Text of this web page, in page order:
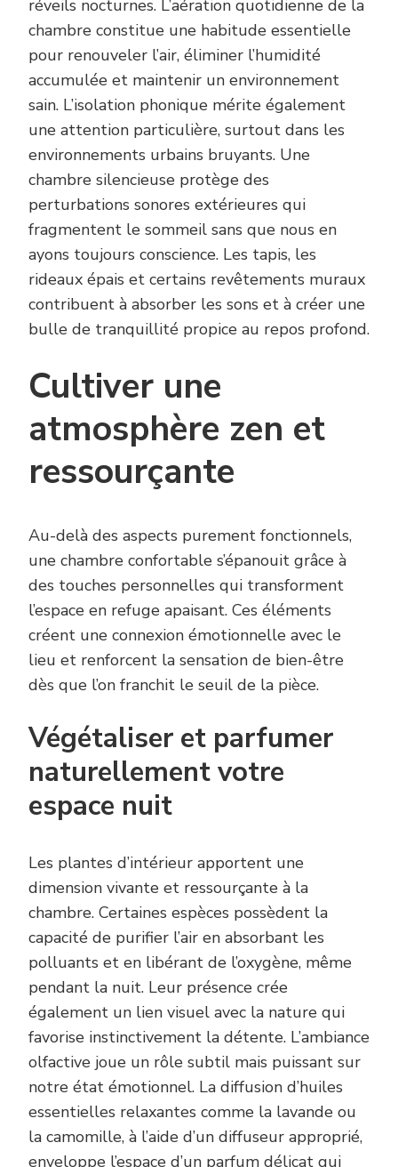
réveils nocturnes. L’aération quotidienne de la
chambre constitue une habitude essentielle
pour renouveler l’air, éliminer l’humidité
accumulée et maintenir un environnement
sain. L’isolation phonique mérite également
une attention particulière, surtout dans les
environnements urbains bruyants. Une
chambre silencieuse protège des
perturbations sonores extérieures qui
fragmentent le sommeil sans que nous en
ayons toujours conscience. Les tapis, les
rideaux épais et certains revêtements muraux
contribuent à absorber les sons et à créer une
bulle de tranquillité propice au repos profond.
Cultiver une
atmosphère zen et
ressourçante
Au-delà des aspects purement fonctionnels,
une chambre confortable s’épanouit grâce à
des touches personnelles qui transforment
l’espace en refuge apaisant. Ces éléments
créent une connexion émotionnelle avec le
lieu et renforcent la sensation de bien-être
dès que l’on franchit le seuil de la pièce.
Végétaliser et parfumer
naturellement votre
espace nuit
Les plantes d’intérieur apportent une
dimension vivante et ressourçante à la
chambre. Certaines espèces possèdent la
capacité de purifier l’air en absorbant les
polluants et en libérant de l’oxygène, même
pendant la nuit. Leur présence crée
également un lien visuel avec la nature qui
favorise instinctivement la détente. L’ambiance
olfactive joue un rôle subtil mais puissant sur
notre état émotionnel. La diffusion d’huiles
essentielles relaxantes comme la lavande ou
la camomille, à l’aide d’un diffuseur approprié,
enveloppe l’espace d’un parfum délicat qui